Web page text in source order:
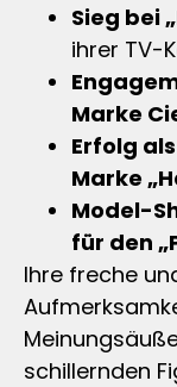
Sieg bei
ihrer TV-
Marke
Erfolg
Marke
Model-
für den
Ihre freche
schillernden